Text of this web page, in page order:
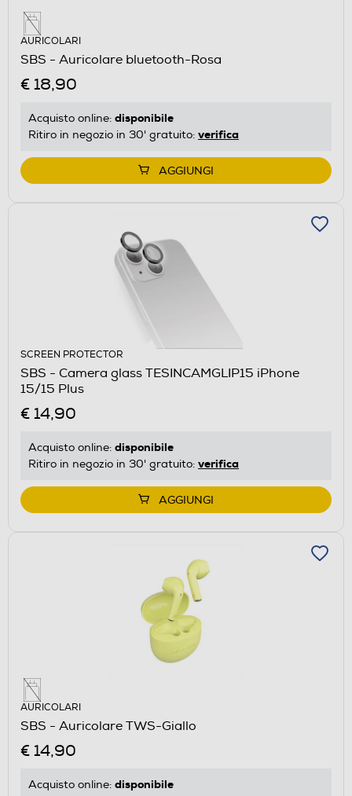
AURICOLARI
SBS - Auricolare bluetooth-Rosa
€ 18,90
Acquisto online: disponibile
Ritiro in negozio in 30' gratuito: verifica
AGGIUNGI
SCREEN PROTECTOR
SBS - Camera glass TESINCAMGLIP15 iPhone
15/15 Plus
€ 14,90
Acquisto online: disponibile
Ritiro in negozio in 30' gratuito: verifica
AGGIUNGI
AURICOLARI
SBS - Auricolare TWS-Giallo
€ 14,90
Acquisto online: disponibile